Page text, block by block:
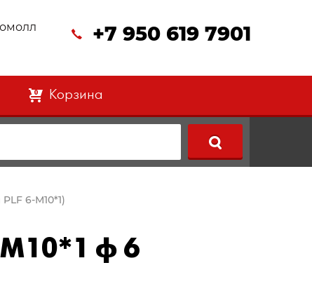
+7 950 619 7901
0 Корзина
6-М10*1)
М10*1 ф 6